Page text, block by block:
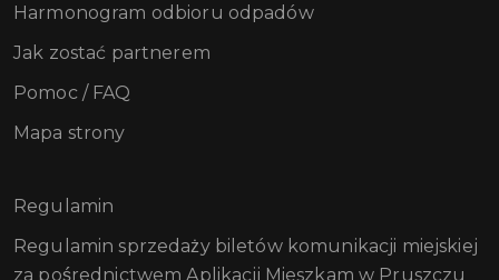
Harmonogram odbioru odpadów
Jak zostać partnerem
Pomoc / FAQ
Mapa strony
Regulamin
Regulamin sprzedaży biletów komunikacji miejskiej
za pośrednictwem Aplikacji Mieszkam w Pruszczu